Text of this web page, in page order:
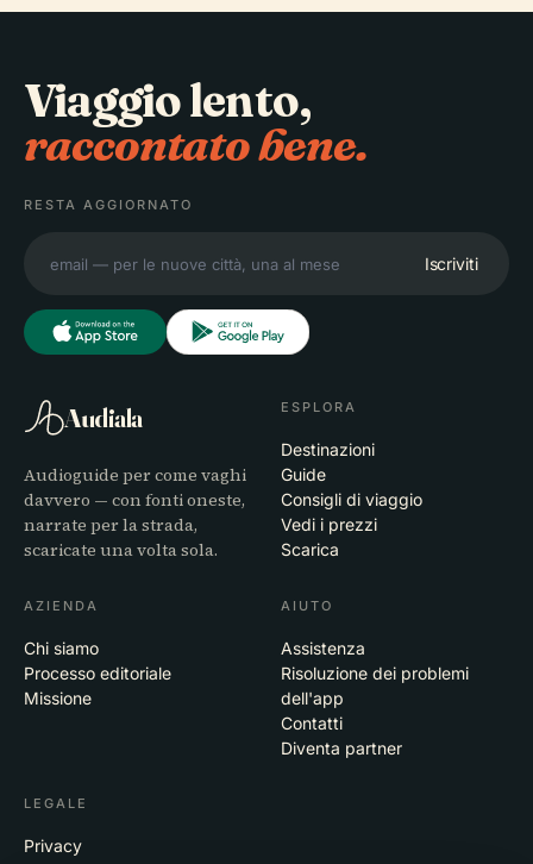
Viaggio lento,
raccontato bene.
RESTA AGGIORNATO
Iscriviti
Audiala
Audioguide per come vaghi
davvero — con fonti oneste,
narrate per la strada,
scaricate una volta sola.
ESPLORA
Destinazioni
Guide
Consigli di viaggio
Vedi i prezzi
Scarica
AZIENDA
Chi siamo
Processo editoriale
Missione
AIUTO
Assistenza
Risoluzione dei problemi
dell'app
Contatti
Diventa partner
LEGALE
Privacy